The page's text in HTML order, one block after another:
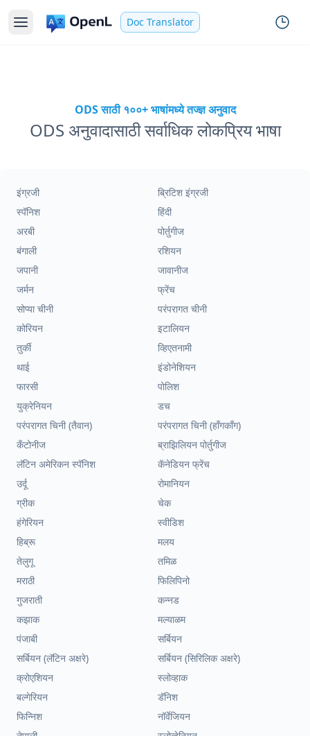
Doc Translator
ODS साठी १००+ भाषांमध्ये तज्ज्ञ अनुवाद
ODS अनुवादासाठी सर्वाधिक लोकप्रिय भाषा
इंग्रजी
ब्रिटिश इंग्रजी
स्पॅनिश
हिंदी
अरबी
पोर्तुगीज
बंगाली
रशियन
जपानी
जावानीज
जर्मन
फ्रेंच
सोप्या चीनी
परंपरागत चीनी
कोरियन
इटालियन
तुर्की
व्हिएतनामी
थाई
इंडोनेशियन
फारसी
पोलिश
युक्रेनियन
डच
परंपरागत चिनी (तैवान)
परंपरागत चिनी (हॉंगकॉंग)
कँटोनीज
ब्राझिलियन पोर्तुगीज
लॅटिन अमेरिकन स्पॅनिश
कॅनेडियन फ्रेंच
उर्दू
रोमानियन
ग्रीक
चेक
हंगेरियन
स्वीडिश
हिब्रू
मलय
तेलुगू
तमिळ
मराठी
फिलिपिनो
गुजराती
कन्नड
कझाक
मल्याळम
पंजाबी
सर्बियन
सर्बियन (लॅटिन अक्षरे)
सर्बियन (सिरिलिक अक्षरे)
क्रोएशियन
स्लोव्हाक
बल्गेरियन
डॅनिश
फिन्निश
नॉर्वेजियन